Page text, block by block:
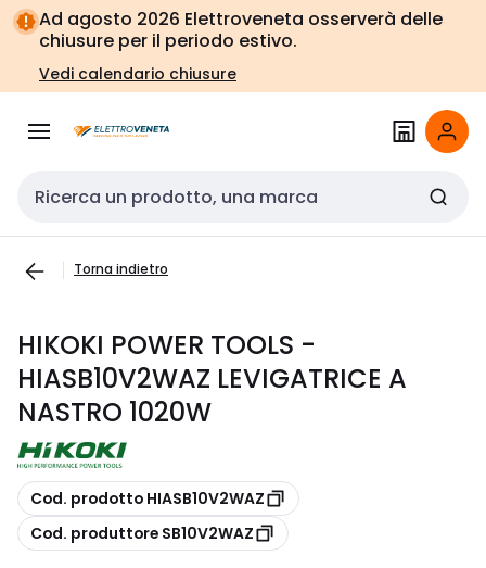
Vai alla
navigazione
Vai
alla
pagina
Ad agosto 2026 Elettroveneta osserverà delle
chiusure per il periodo estivo.
Vedi calendario chiusure
Cerca input
Torna indietro
HIKOKI POWER TOOLS -
HIASB10V2WAZ LEVIGATRICE A
NASTRO 1020W
copia
Cod. prodotto HIASB10V2WAZ
copia
Cod. produttore SB10V2WAZ